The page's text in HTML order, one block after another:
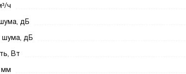
ч
дБ
шума, дБ
Вт
мм